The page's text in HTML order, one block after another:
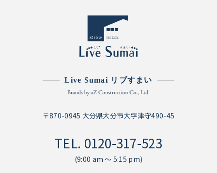
Live Sumai リブすまい
〒870-0945 大分県大分市大字津守490-45
TEL. 0120-317-523
(9:00 am ～ 5:15 pm)